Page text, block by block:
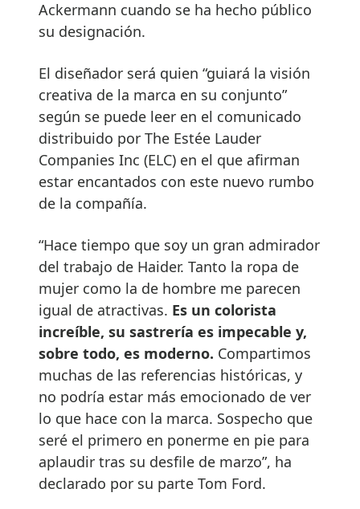
Ackermann cuando se ha hecho público
su designación.
El diseñador será quien “guiará la visión
creativa de la marca en su conjunto”
según se puede leer en el comunicado
distribuido por The Estée Lauder
Companies Inc (ELC) en el que afirman
estar encantados con este nuevo rumbo
de la compañía.
“Hace tiempo que soy un gran admirador
del trabajo de Haider. Tanto la ropa de
mujer como la de hombre me parecen
igual de atractivas. Es un colorista
increíble, su sastrería es impecable y,
sobre todo, es moderno. Compartimos
muchas de las referencias históricas, y
no podría estar más emocionado de ver
lo que hace con la marca. Sospecho que
seré el primero en ponerme en pie para
aplaudir tras su desfile de marzo”, ha
declarado por su parte Tom Ford.